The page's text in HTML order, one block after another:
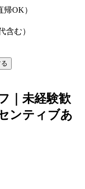
OK）
含む）
｜未経験歓
ンティブあ